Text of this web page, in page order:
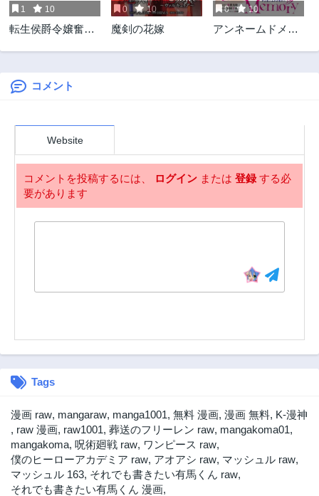
1 10
転生侯爵令嬢奮闘
0 10
魔剣の花嫁
0 10
アンネームドメモ
コメント
Website
コメントを投稿するには、 ログイン または 登録する必
要があります
Tags
漫画 raw, mangaraw, manga1001, 無料 漫画, 漫画 無料, K-漫神
, raw 漫画, raw1001, 葬送のフリーレン raw, mangakoma01,
mangakoma, 呪術廻戦 raw, ワンピース raw,
僕のヒーローアカデミア raw, アオアシ raw, マッシュル raw,
マッシュル 163, それでも書きたい有馬くん raw,
それでも書きたい有馬くん 漫画,